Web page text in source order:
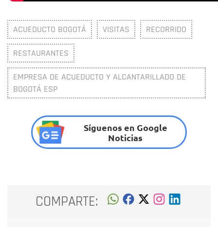
ACUEDUCTO BOGOTÁ VISITAS RECORRIDO
RESTAURANTES
EMPRESA DE ACUEDUCTO Y ALCANTARILLADO DE
BOGOTÁ ESP
Síguenos en Google
Noticias
COMPARTE: